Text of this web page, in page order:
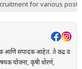
for various
आणि संपादक आहेत. ते केंद्र व
योजना, कृषी धोरणे,